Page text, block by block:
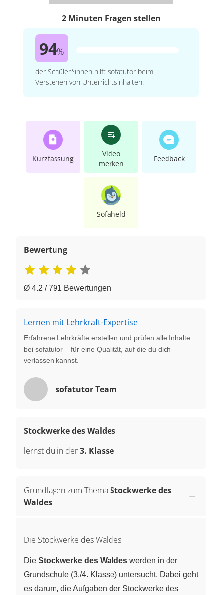
2 Minuten Fragen stellen
94%
der Schüler*innen hilft sofatutor beim
Verstehen von Unterrichtsinhalten.
Kurzfassung
Video
merken
Feedback
Sofaheld
Bewertung
Ø 4.2 / 791 Bewertungen
Lernen mit Lehrkraft-Expertise
Erfahrene Lehrkräfte erstellen und prüfen alle Inhalte
bei sofatutor – für eine Qualität, auf die du dich
verlassen kannst.
sofatutor Team
Stockwerke des Waldes
lernst du in der3. Klasse
Grundlagen zum ThemaStockwerke des
Waldes
Die Stockwerke des Waldes
Die Stockwerke des Waldes werden in der
Grundschule (3./4. Klasse) untersucht. Dabei geht
es darum, die Aufgaben der Stockwerke des